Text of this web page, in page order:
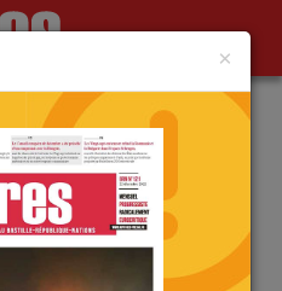
Point de Ruptures
Deutsch
×